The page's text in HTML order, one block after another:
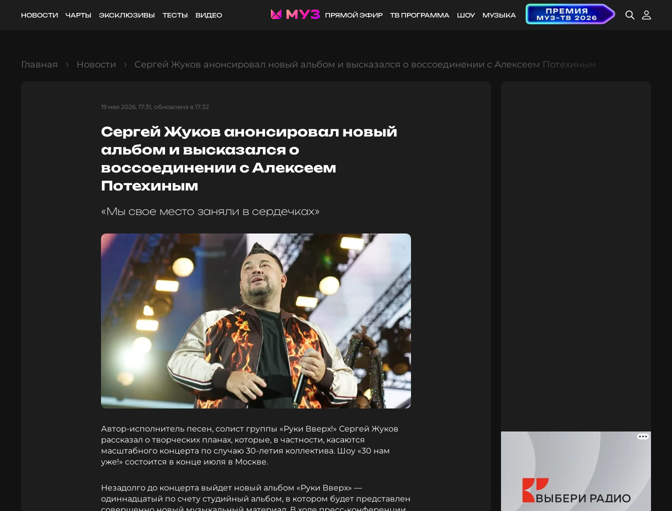
НОВОСТИ ЧАРТЫ ЭКСКЛЮЗИВЫ ТЕСТЫ ВИДЕО ПРЯМОЙ ЭФИР ТВ ПРОГРАММА ШОУ МУЗЫКА
Главная Новости Сергей Жуков анонсировал новый альбом и высказался о воссоединении с Алексеем Потехиным
19 мая 2026, 17:31, обновлена в 17:32
Сергей Жуков анонсировал новый
альбом и высказался о
воссоединении с Алексеем
Потехиным
«Мы свое место заняли в сердечках»
Автор-исполнитель песен, солист группы «Руки Вверх!» Сергей Жуков
рассказал о творческих планах, которые, в частности, касаются
масштабного концерта по случаю 30-летия коллектива. Шоу «30 нам
уже!» состоится в конце июля в Москве.
Незадолго до концерта выйдет новый альбом «Руки Вверх» —
одиннадцатый по счету студийный альбом, в котором будет представлен